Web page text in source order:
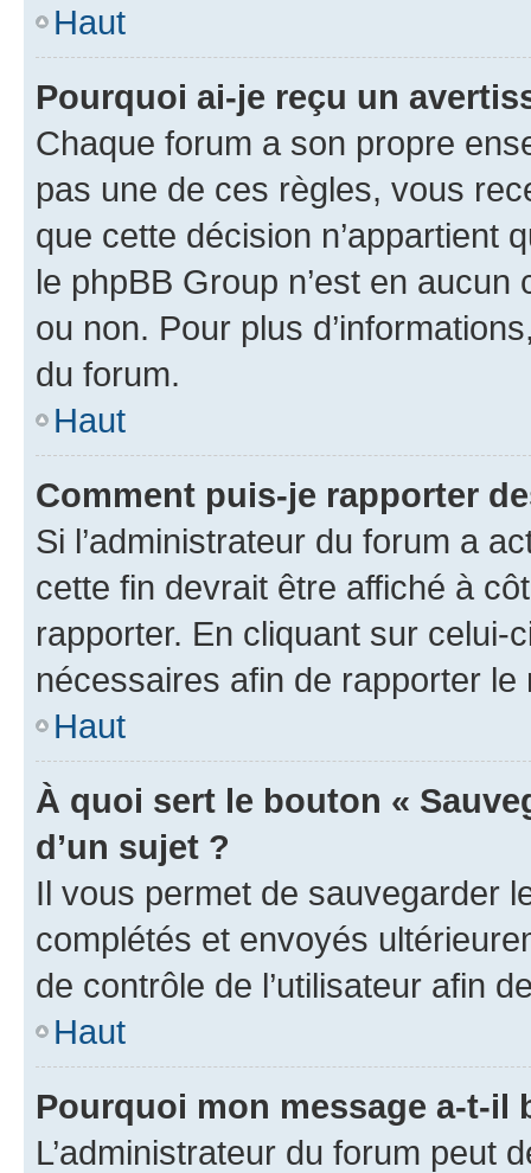
Haut
Pourquoi ai-je reçu un
Chaque forum a son propre
pas une de ces règles, vous
que cette décision n’appartient
le phpBB Group n’est en
ou non. Pour plus
du forum.
Haut
Comment puis-je rapporter
Si l’administrateur du forum a
cette fin devrait être affiché à
rapporter. En cliquant sur
nécessaires afin de rapporter le
Haut
À quoi sert le bouton «
d’un sujet ?
Il vous permet de sauvegarder
complétés et envoyés
de contrôle de l’utilisateur afin
Haut
Pourquoi mon message a-t-il
L’administrateur du forum peut